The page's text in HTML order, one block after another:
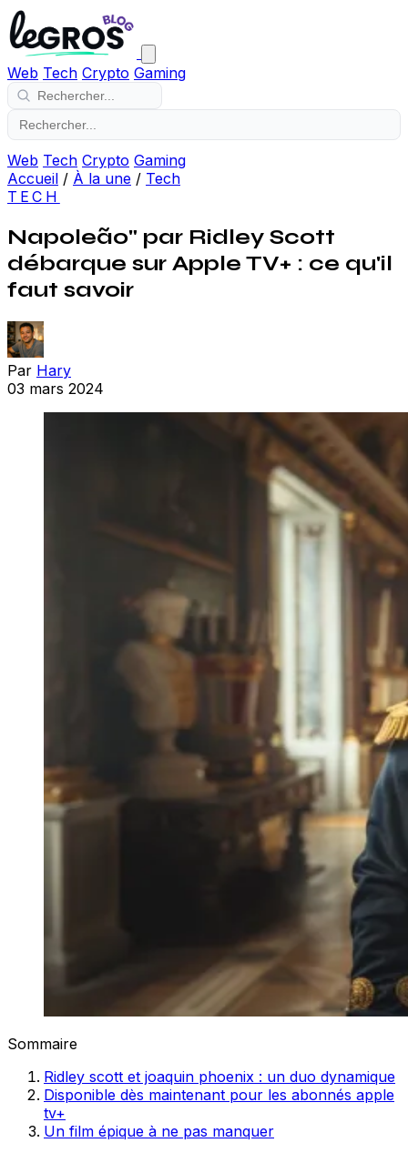
Web Tech Crypto Gaming
Web Tech Crypto Gaming
Accueil / À la une / Tech
TECH
Napoleão" par Ridley Scott
débarque sur Apple TV+ : ce qu'il
faut savoir
Par Hary
03 mars 2024
Sommaire
Ridley scott et joaquin phoenix : un duo dynamique
Disponible dès maintenant pour les abonnés apple
tv+
Un film épique à ne pas manquer